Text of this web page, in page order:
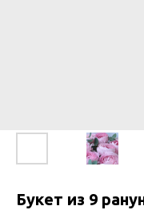
Букет из 9